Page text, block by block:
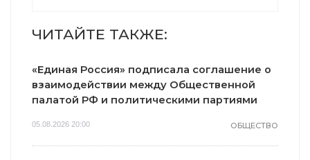
ЧИТАЙТЕ ТАКЖЕ:
«Единая Россия» подписала соглашение о
взаимодействии между Общественной
палатой РФ и политическими партиями
05.08.2026 20:00 ОБЩЕСТВО